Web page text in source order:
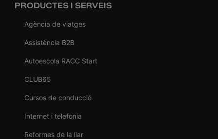
PRODUCTES I SERVEIS
Agència de viatges
Assistència B2B
Autoescola RACC Start
CLUB65
Cursos de conducció
Internet i telefonia
Reformes de la llar